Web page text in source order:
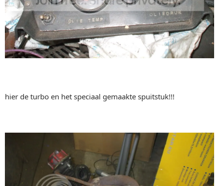
hier de turbo en het speciaal gemaakte spuitstuk!!!